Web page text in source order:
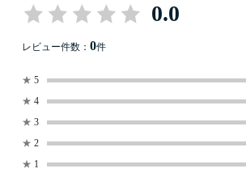
0.0
レビュー件数： 0件
★ 5
★ 4
★ 3
★ 2
★ 1